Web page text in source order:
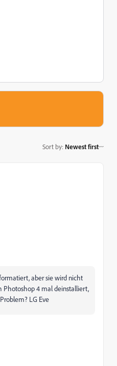
Sort by: Newest first
aber sie wird nicht
Photoshop 4 mal deinstalliert,
LG Eve